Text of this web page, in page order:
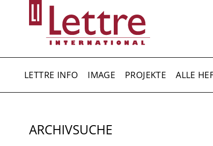
LETTRE INFO IMAGE PROJEKTE ALLE
ARCHIVSUCHE